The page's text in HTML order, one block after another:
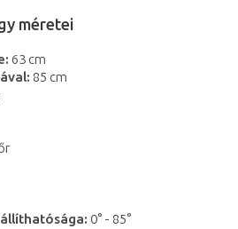
méretei
63 cm
85 cm
0° - 85°